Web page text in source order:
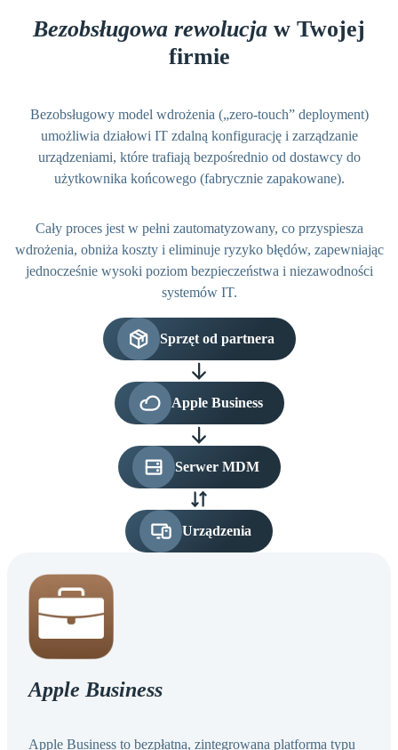
Bezobsługowa rewolucja w Twojej
firmie
Bezobsługowy model wdrożenia („zero-touch” deployment)
umożliwia działowi IT zdalną konfigurację i zarządzanie
urządzeniami, które trafiają bezpośrednio od dostawcy do
użytkownika końcowego (fabrycznie zapakowane).
Cały proces jest w pełni zautomatyzowany, co przyspiesza
wdrożenia, obniża koszty i eliminuje ryzyko błędów, zapewniając
jednocześnie wysoki poziom bezpieczeństwa i niezawodności
systemów IT.
Sprzęt od partnera
Apple Business
Serwer MDM
Urządzenia
Apple Business
Apple Business to bezpłatna, zintegrowana platforma typu